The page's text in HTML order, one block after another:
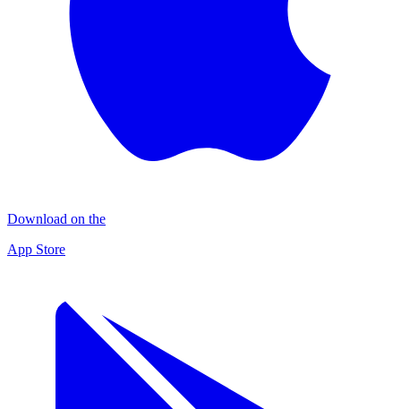
Download on the
App Store